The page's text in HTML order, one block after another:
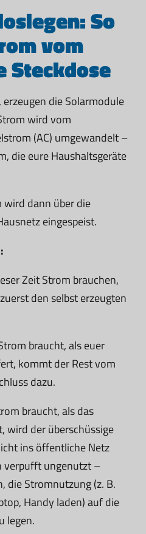
So
vom
Steckdose
die Solarmodule
wird vom
(AC) umgewandelt –
die eure Haushaltsgeräte
dann über die
eingespeist.
Zeit Strom brauchen,
den selbst erzeugten
braucht, als euer
kommt der Rest vom
dazu.
braucht, als das
wird der überschüssige
ins öffentliche Netz
verpufft ungenutzt –
die Stromnutzung (z. B.
Handy laden) auf die
legen.